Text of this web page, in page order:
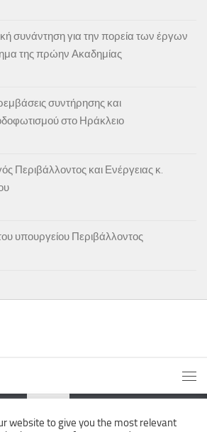
συνάντηση για την πορεία των έργων
της πρώην Ακαδημίας
συντήρησης και
στο Ηράκλειο
Περιβάλλοντος και Ενέργειας κ.
υπουργείου Περιβάλλοντος
website to give you the most relevant